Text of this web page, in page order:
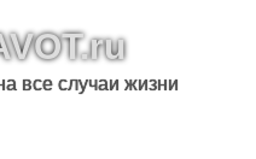
все случаи жизни